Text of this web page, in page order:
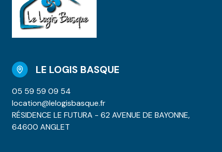
LE LOGIS BASQUE
05 59 59 09 54
location@lelogisbasque.fr
RÉSIDENCE LE FUTURA - 62 AVENUE DE BAYONNE,
64600 ANGLET